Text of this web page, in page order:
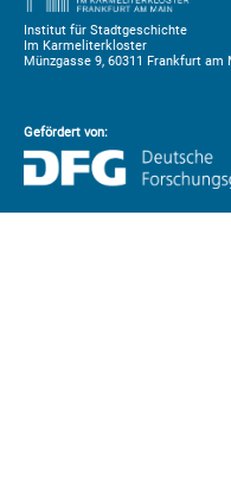
Institut für Stadtgeschichte
Im Karmeliterkloster
Münzgasse 9, 60311 Frankfurt am
Gefördert von: